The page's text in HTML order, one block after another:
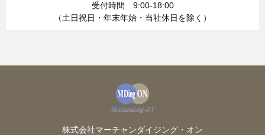
受付時間 9:00-18:00
（土日祝日・年末年始・当社休日を除く）
株式会社マーチャンダイジング・オン